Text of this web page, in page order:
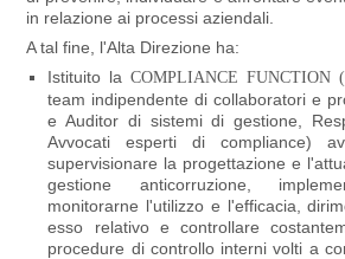
in relazione ai processi aziendali.
A tal fine, l'Alta Direzione ha:
Istituito laCOMPLIANCE FUNCTION
team indipendente di collaboratori e
e Auditor di sistemi di gestione,
Avvocati esperti di compliance)
supervisionare la progettazione e
gestione anticorruzione,
monitorarne l'utilizzo e l'efficacia,
esso relativo e controllare
procedure di controllo interni volti a